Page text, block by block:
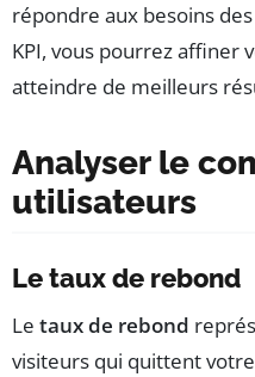
répondre aux besoins
KPI, vous pourrez affiner
atteindre de meilleurs
Analyser le
utilisateurs
Le taux de rebond
Le taux de rebond
visiteurs qui quittent